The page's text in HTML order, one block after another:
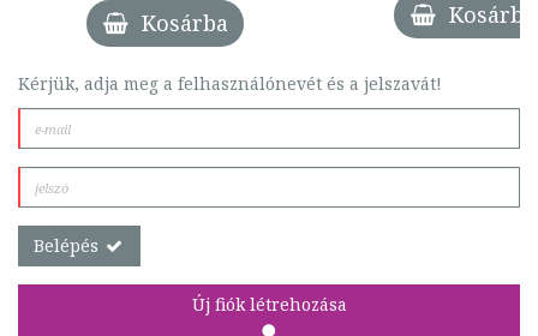
Kosárba Kosárba
Kérjük, adja meg a felhasználónevét és a jelszavát!
Belépés
Új fiók létrehozása